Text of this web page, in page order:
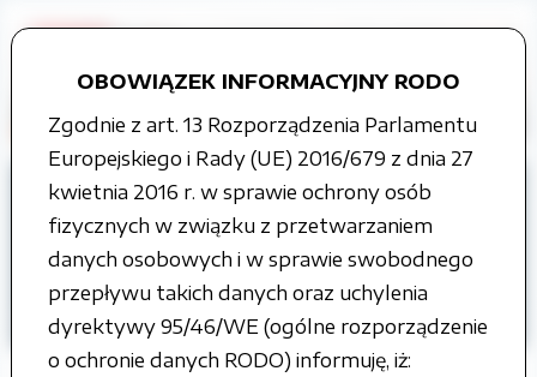
OBOWIĄZEK INFORMACYJNY RODO
Zgodnie z art. 13 Rozporządzenia Parlamentu
Europejskiego i Rady (UE) 2016/679 z dnia 27
kwietnia 2016 r. w sprawie ochrony osób
fizycznych w związku z przetwarzaniem
danych osobowych i w sprawie swobodnego
przepływu takich danych oraz uchylenia
dyrektywy 95/46/WE (ogólne rozporządzenie
o ochronie danych RODO) informuję, iż:
Strona główna
Organy władzy publicznej
Rada Powiatu
Projekty uchwał Rady Powiatu
II kadencja